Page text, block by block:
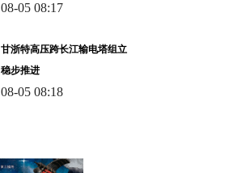
08-05 08:17
甘浙特高压跨长江输电塔组立
稳步推进
08-05 08:18